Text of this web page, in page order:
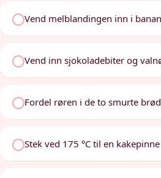
Vend melblandingen inn i
Vend inn sjokoladebiter og
Fordel røren i de to smurte
Stek ved 175 °C til en